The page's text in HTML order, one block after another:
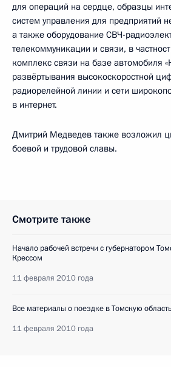
для операций на сердце, образцы
систем управления для предприятий
а также оборудование СВЧ-
телекоммуникации и связи, в
комплекс связи на базе автомобиля
развёртывания высокоскоростной
радиорелейной линии и сети
в интернет.
Дмитрий Медведев также возложил
боевой и трудовой славы.
Смотрите также
Начало рабочей встречи с губернатором
Крессом
11 февраля 2010 года
Все материалы о поездке в Томскую область
11 февраля 2010 года